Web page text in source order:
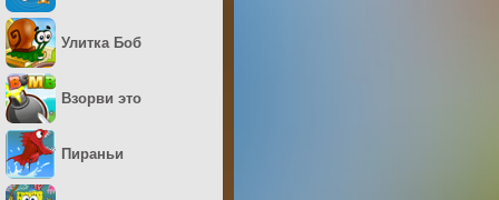
Улитка Боб
Взорви это
Пираньи